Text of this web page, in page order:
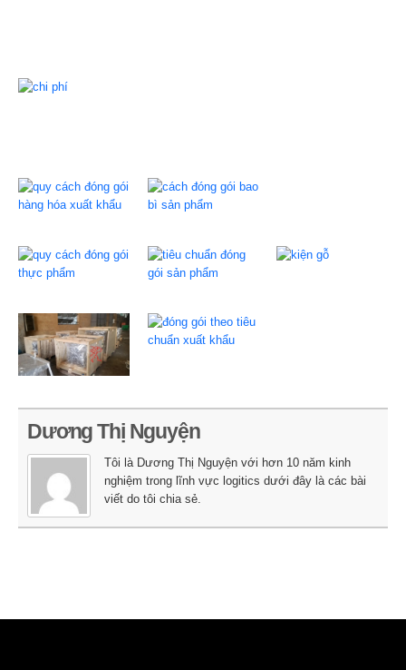
Dương Thị Nguyện
Tôi là Dương Thị Nguyện với hơn 10 năm kinh
nghiệm trong lĩnh vực logitics dưới đây là các bài
viết do tôi chia sẻ.